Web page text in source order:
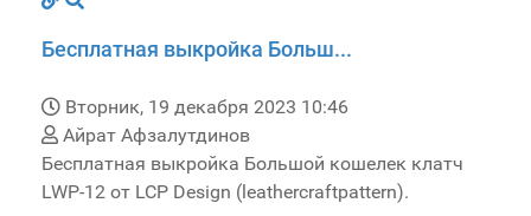
Бесплатная выкройка Больш...
Вторник, 19 декабря 2023 10:46
Айрат Афзалутдинов
Бесплатная выкройка Большой кошелек клатч
LWP-12 от LCP Design (leathercraftpattern).